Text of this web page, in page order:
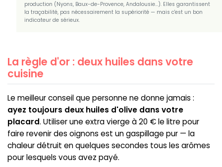
production (Nyons, Baux-de-Provence, Andalousie…). Elles garantissent
la traçabilité, pas nécessairement la supériorité — mais c'est un bon
indicateur de sérieux.
La règle d'or : deux huiles dans votre
cuisine
Le meilleur conseil que personne ne donne jamais :
ayez toujours deux huiles d'olive dans votre
placard. Utiliser une extra vierge à 20 € le litre pour
faire revenir des oignons est un gaspillage pur — la
chaleur détruit en quelques secondes tous les arômes
pour lesquels vous avez payé.